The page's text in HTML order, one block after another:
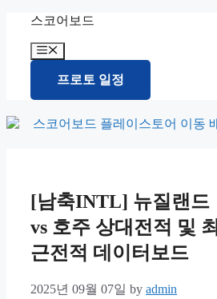
content
스코어보드
Menu
프로토 일정
[남축INTL] 뉴질랜드
vs 호주 상대전적 및 최
근전적 데이터보드
2025년 09월 07일 by admin